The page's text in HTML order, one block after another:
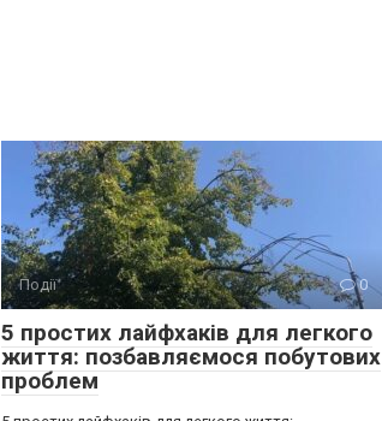
Події 0
5 простих лайфхаків для легкого
життя: позбавляємося побутових
проблем